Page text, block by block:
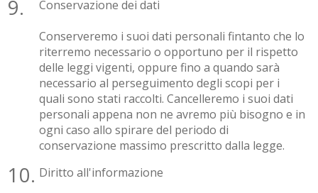
Conservazione dei dati
Conserveremo i suoi dati personali fintanto che lo
riterremo necessario o opportuno per il rispetto
delle leggi vigenti, oppure fino a quando sarà
necessario al perseguimento degli scopi per i
quali sono stati raccolti. Cancelleremo i suoi dati
personali appena non ne avremo più bisogno e in
ogni caso allo spirare del periodo di
conservazione massimo prescritto dalla legge.
Diritto all'informazione